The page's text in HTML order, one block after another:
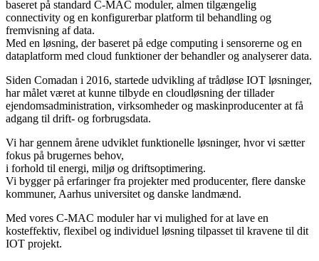
baseret på standard C-MAC moduler, almen tilgængelig
connectivity og en konfigurerbar platform til behandling og
fremvisning af data.
Med en løsning, der baseret på edge computing i sensorerne og en
dataplatform med cloud funktioner der behandler og analyserer data.
Siden Comadan i 2016, startede udvikling af trådløse IOT løsninger,
har målet været at kunne tilbyde en cloudløsning der tillader
ejendomsadministration, virksomheder og maskinproducenter at få
adgang til drift- og forbrugsdata.
Vi har gennem årene udviklet funktionelle løsninger, hvor vi sætter
fokus på brugernes behov,
i forhold til energi, miljø og driftsoptimering.
Vi bygger på erfaringer fra projekter med producenter, flere danske
kommuner, Aarhus universitet og danske landmænd.
Med vores C-MAC moduler har vi mulighed for at lave en
kosteffektiv, flexibel og individuel løsning tilpasset til kravene til dit
IOT projekt.